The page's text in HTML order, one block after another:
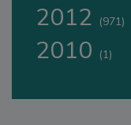
2012 (971)
2010 (1)